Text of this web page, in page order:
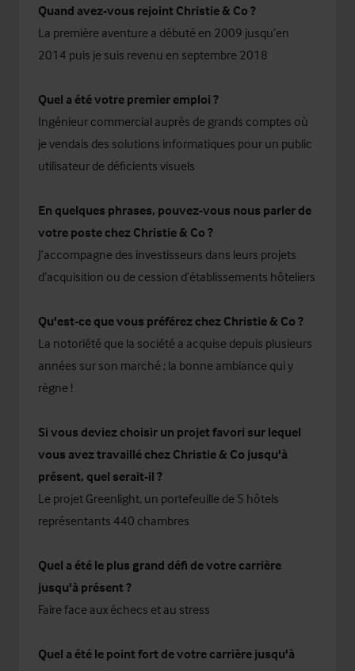
Quand avez-vous rejoint Christie & Co ?
La première aventure a débuté en 2009 jusqu’en
2014 puis je suis revenu en septembre 2018
Quel a été votre premier emploi ?
Ingénieur commercial auprès de grands comptes où
je vendais des solutions informatiques pour un public
utilisateur de déficients visuels
En quelques phrases, pouvez-vous nous parler de
votre poste chez Christie & Co ?
J’accompagne des investisseurs dans leurs projets
d’acquisition ou de cession d’établissements hôteliers
Qu'est-ce que vous préférez chez Christie & Co ?
La notoriété que la société a acquise depuis plusieurs
années sur son marché ; la bonne ambiance qui y
règne !
Si vous deviez choisir un projet favori sur lequel
vous avez travaillé chez Christie & Co jusqu'à
présent, quel serait-il ?
Le projet Greenlight, un portefeuille de 5 hôtels
représentants 440 chambres
Quel a été le plus grand défi de votre carrière
jusqu'à présent ?
Faire face aux échecs et au stress
Quel a été le point fort de votre carrière jusqu'à